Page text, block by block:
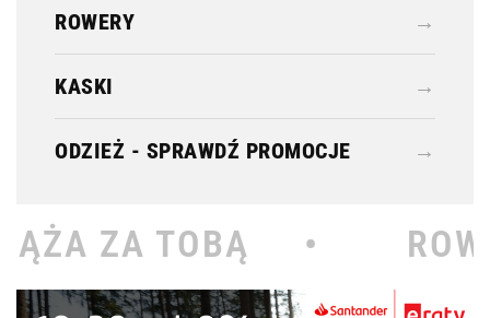
ROWERY →
KASKI →
ODZIEŻ - SPRAWDŹ PROMOCJE →
• ROWEROWY